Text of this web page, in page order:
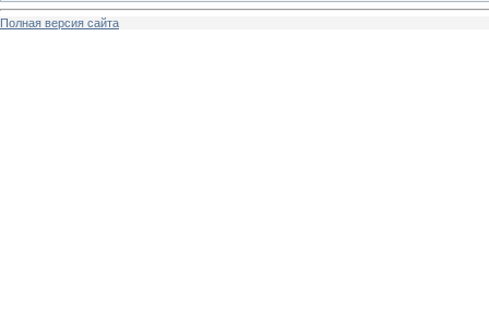
Полная версия сайта